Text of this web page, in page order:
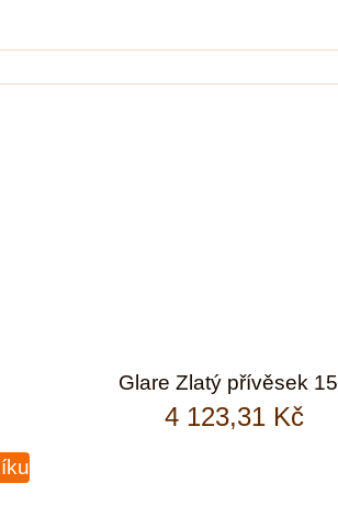
Glare Zlatý přívěsek
4 123,31 Kč